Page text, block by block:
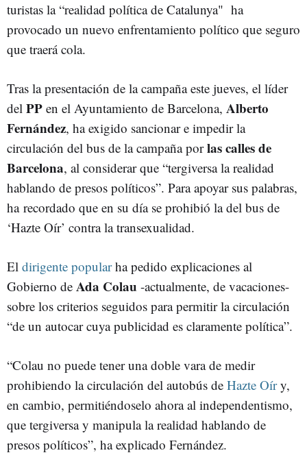
turistas la “realidad política de Catalunya" ha
provocado un nuevo enfrentamiento político que seguro
que traerá cola.
Tras la presentación de la campaña este jueves, el líder
del PP en el Ayuntamiento de Barcelona, Alberto
Fernández, ha exigido sancionar e impedir la
circulación del bus de la campaña porlas calles de
Barcelona, al considerar que “tergiversa la realidad
hablando de presos políticos”. Para apoyar sus palabras,
ha recordado que en su día se prohibió la del bus de
‘Hazte Oír’ contra la transexualidad.
El dirigente popularha pedido explicaciones al
Gobierno de Ada Colau -actualmente, de vacaciones-
sobre los criterios seguidos para permitir la circulación
“de un autocar cuya publicidad es claramente política”.
“Colau no puede tener una doble vara de medir
prohibiendo la circulación del autobús de Hazte Oíry,
en cambio, permitiéndoselo ahora al independentismo,
que tergiversa y manipula la realidad hablando de
presos políticos”, ha explicado Fernández.